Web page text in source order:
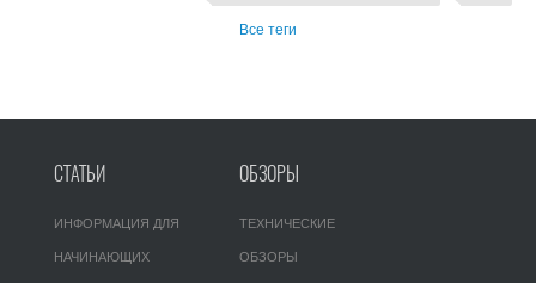
Все теги
СТАТЬИ
ИНФОРМАЦИЯ ДЛЯ
НАЧИНАЮЩИХ
ОБЗОРЫ
ТЕХНИЧЕСКИЕ
ОБЗОРЫ